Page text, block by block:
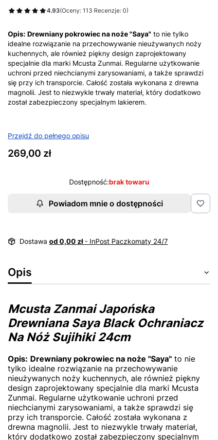
4.93(Oceny: 113 Recenzje: 0)
Opis: Drewniany pokrowiec na noże "Saya" to nie tylko
idealne rozwiązanie na przechowywanie nieużywanych noży
kuchennych, ale również piękny design zaprojektowany
specjalnie dla marki Mcusta Zunmai. Regularne użytkowanie
uchroni przed niechcianymi zarysowaniami, a także sprawdzi
się przy ich transporcie. Całość została wykonana z drewna
magnolii. Jest to niezwykle trwały materiał, który dodatkowo
został zabezpieczony specjalnym lakierem.
Przejdź do pełnego opisu
Cena
269,00 zł
Dostępność:brak towaru
Powiadom mnie o dostępności
Dostawa od 0,00 zł - InPost Paczkomaty 24/7
Opis
Mcusta Zanmai Japońska
Drewniana Saya Black Ochraniacz
Na Nóż Sujihiki 24cm
Opis: Drewniany pokrowiec na noże "Saya" to nie
tylko idealne rozwiązanie na przechowywanie
nieużywanych noży kuchennych, ale również piękny
design zaprojektowany specjalnie dla marki Mcusta
Zunmai. Regularne użytkowanie uchroni przed
niechcianymi zarysowaniami, a także sprawdzi się
przy ich transporcie. Całość została wykonana z
drewna magnolii. Jest to niezwykle trwały materiał,
który dodatkowo został zabezpieczony specjalnym